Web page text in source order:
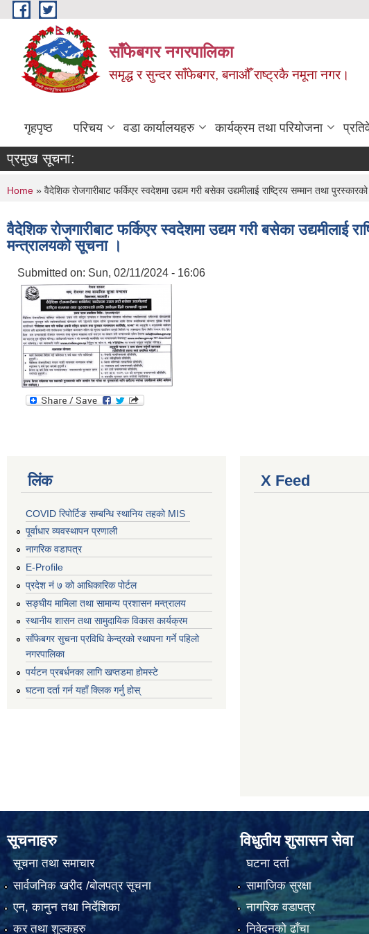
Skip to main content
साँफेबगर नगरपालिका
समृद्ध र सुन्दर साँफेबगर, बनाऔँ राष्ट्रकै नमूना नगर।
गृहपृष्ठ परिचय वडा कार्यालयहरु कार्यक्रम तथा परियोजना
प्रमुख सूचना:
You are here
Home » वैदेशिक रोजगारीबाट फर्किएर स्वदेशमा उद्यम गरी बसेका उद्यमीलाई राष्ट्रिय सम्मान तथा
वैदेशिक रोजगारीबाट फर्किएर स्वदेशमा उद्यम गरी बसेका उद्यमीलाई
मन्त्रालयको सूचना ।
Submitted on: Sun, 02/11/2024 - 16:06
लिंक
COVID रिपोर्टिङ सम्बन्धि स्थानिय तहको MIS
पूर्वाधार व्यवस्थापन प्रणाली
नागरिक वडापत्र
E-Profile
प्रदेश नं ७ को आधिकारिक पोर्टल
सङ्घीय मामिला तथा सामान्य प्रशासन मन्त्रालय
स्थानीय शासन तथा सामुदायिक विकास कार्यक्रम
साँफेबगर सुचना प्रविधि केन्द्रको स्थापना गर्ने पहिलो
नगरपालिका
पर्यटन प्रबर्धनका लागि खप्तडमा होमस्टे
घटना दर्ता गर्न यहाँ क्लिक गर्नु होस्
X Feed
सूचनाहरु
सूचना तथा समाचार
सार्वजनिक खरीद /बोलपत्र सूचना
एन, कानुन तथा निर्देशिका
कर तथा शुल्कहरु
विधुतीय शुसासन सेवा
घटना दर्ता
सामाजिक सुरक्षा
नागरिक वडापत्र
निवेदनको ढाँचा